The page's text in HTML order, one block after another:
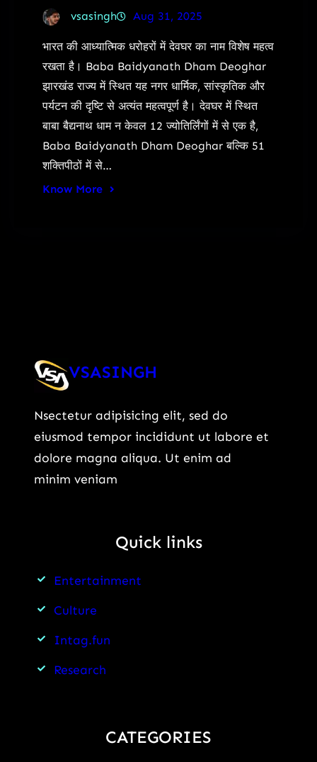
vsasingh Aug 31, 2025
भारत की आध्यात्मिक धरोहरों में देवघर का नाम विशेष महत्व
रखता है। Baba Baidyanath Dham Deoghar
झारखंड राज्य में स्थित यह नगर धार्मिक, सांस्कृतिक और
पर्यटन की दृष्टि से अत्यंत महत्वपूर्ण है। देवघर में स्थित
बाबा बैद्यनाथ धाम न केवल 12 ज्योतिर्लिंगों में से एक है,
Baba Baidyanath Dham Deoghar बल्कि 51
शक्तिपीठों में से…
Know More
VSASINGH
Nsectetur adipisicing elit, sed do
eiusmod tempor incididunt ut labore et
dolore magna aliqua. Ut enim ad
minim veniam
Quick links
Entertainment
Culture
Intag.fun
Research
CATEGORIES